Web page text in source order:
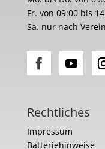
Fr. von 09:00 bis
Sa. nur nach
Rechtliches
Impressum
Batteriehinweise